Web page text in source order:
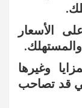
الأسعار
والمستهلك.
وغيرها
قد تصاحب